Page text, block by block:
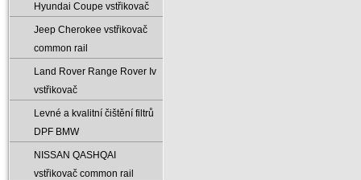
Hyundai Coupe vstřikovač
Jeep Cherokee vstřikovač
common rail
Land Rover Range Rover Iv
vstřikovač
Levné a kvalitní čištění filtrů
DPF BMW
NISSAN QASHQAI
vstřikovač common rail